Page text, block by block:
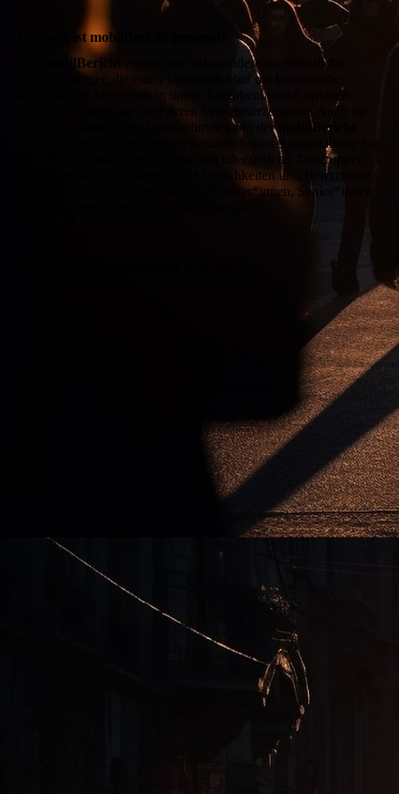
Für wen ist mobilBericht geeignet?
mobilBericht
eignet sich insbesondere für öffentliche
Aufgabenträger, die einen Überblick über die tatsächliche
Mobilität der Menschen in ihrem Aufgabenbereich erhalten
wollen und nicht nur über deren Verkehrserzeugung. Auch für
soziale Verbände oder Unternehmen kann der mobilBericht
insbesondere in seiner zielgruppenorientierten Ausgestaltung zur
Mobilitätserfassung der Belegschaft oder anderer Zielgruppen
interessant sein. So können die Möglichkeiten und Hemmnisse
für unterschiedliche Gruppen wie Schüler*innen, Senior*innen